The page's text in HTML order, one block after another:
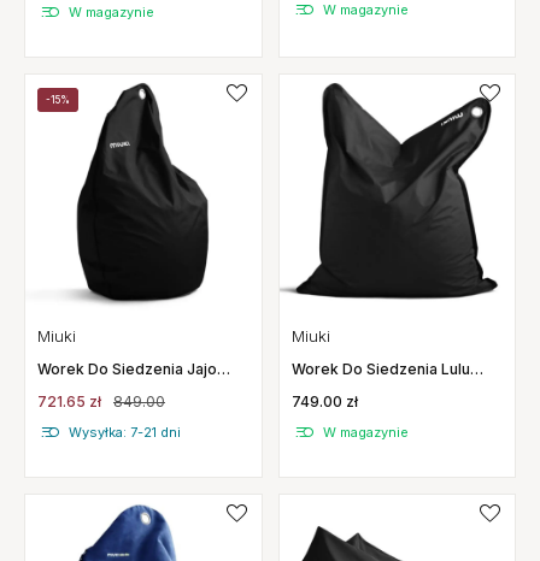
W magazynie W magazynie
-15%
Miuki
Worek Do Siedzenia Jajo
721.65 zł 849.00
Wysyłka: 7-21 dni
Miuki
Worek Do Siedzenia Lulu
749.00 zł
W magazynie